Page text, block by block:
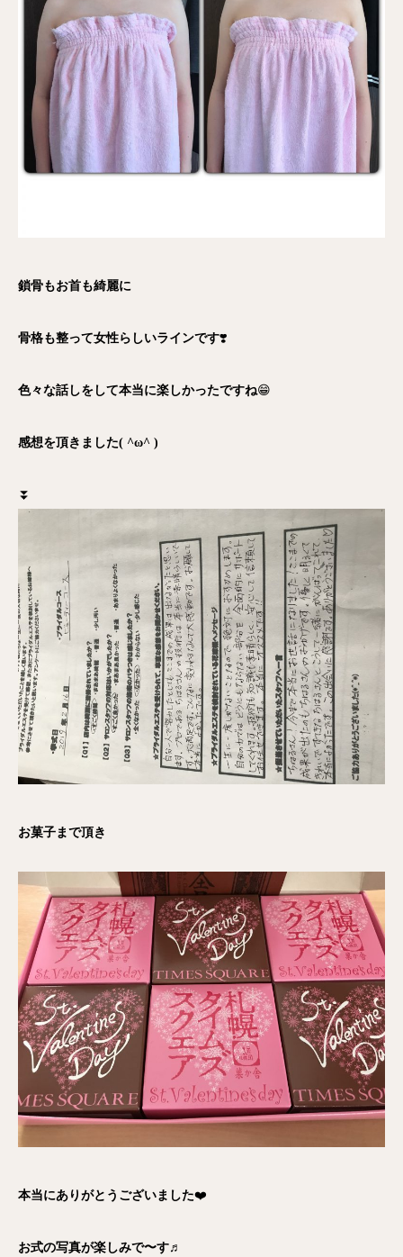
鎖骨もお首も綺麗に
骨格も整って女性らしいラインです❣️
色々な話しをして本当に楽しかったですね😁
感想を頂きました( ^ω^ )
⏬
お菓子まで頂き
本当にありがとうございました❤️
お式の写真が楽しみで〜す♬